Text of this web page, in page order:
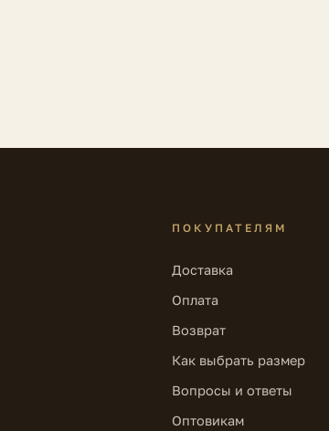
ПОКУПАТЕЛЯМ
Доставка
Оплата
Возврат
Как выбрать размер
Вопросы и ответы
Оптовикам